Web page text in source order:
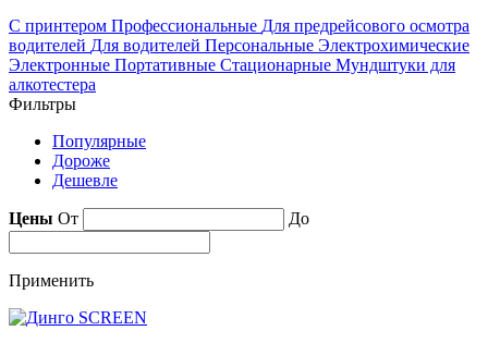
С принтером Профессиональные Для предрейсового осмотра
водителей Для водителей Персональные Электрохимические
Электронные Портативные Стационарные Мундштуки для
алкотестера
Фильтры
Популярные
Дороже
Дешевле
Цены От До
Применить